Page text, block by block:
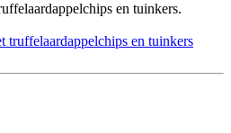
en tuinkers.
truffelaardappelchips en tuinkers